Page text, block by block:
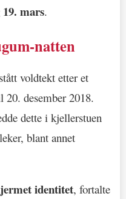
19. mars.
natten
voldtekt etter et
20. desember 2018.
dette i kjellerstuen
blant annet
identitet, fortalte